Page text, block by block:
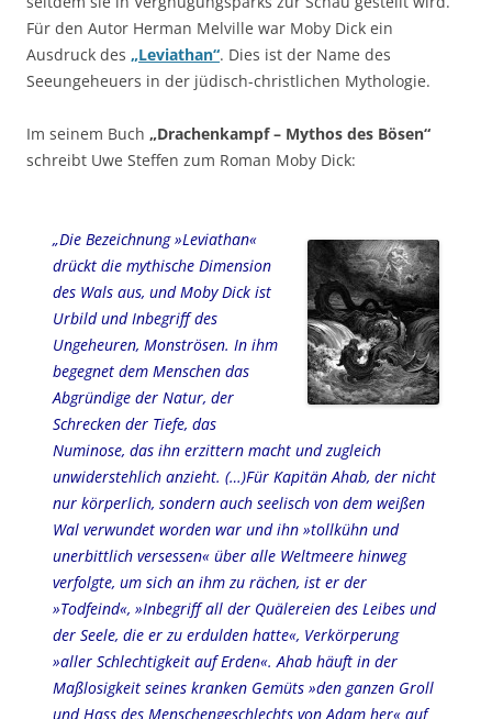
Für den Autor Herman Melville war Moby Dick ein
Ausdruck des „Leviathan“. Dies ist der Name des
Seeungeheuers in der jüdisch-christlichen Mythologie.
Im seinem Buch „Drachenkampf – Mythos des Bösen“
schreibt Uwe Steffen zum Roman Moby Dick:
„Die Bezeichnung »Leviathan«
drückt die mythische Dimension
des Wals aus, und Moby Dick ist
Urbild und Inbegriff des
Ungeheuren, Monströsen. In ihm
begegnet dem Menschen das
Abgründige der Natur, der
Schrecken der Tiefe, das
Numinose, das ihn erzittern macht und zugleich
unwiderstehlich anzieht. (…)Für Kapitän Ahab, der nicht
nur körperlich, sondern auch seelisch von dem weißen
Wal verwundet worden war und ihn »tollkühn und
unerbittlich versessen« über alle Weltmeere hinweg
verfolgte, um sich an ihm zu rächen, ist er der
»Todfeind«, »Inbegriff all der Quälereien des Leibes und
der Seele, die er zu erdulden hatte«, Verkörperung
»aller Schlechtigkeit auf Erden«. Ahab häuft in der
Maßlosigkeit seines kranken Gemüts »den ganzen Groll
und Hass des Menschengeschlechts von Adam her« auf